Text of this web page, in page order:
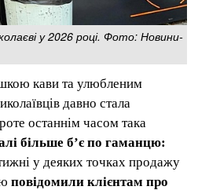
у 2026 році. Фото: Новини-
кави та улюбленим
давно стала
останнім часом така
більше б’є по гаманцю:
у деяких точках продажу
повідомили клієнтам про